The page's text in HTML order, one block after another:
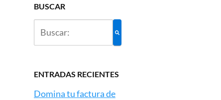
BUSCAR
ENTRADAS RECIENTES
Domina tu factura de